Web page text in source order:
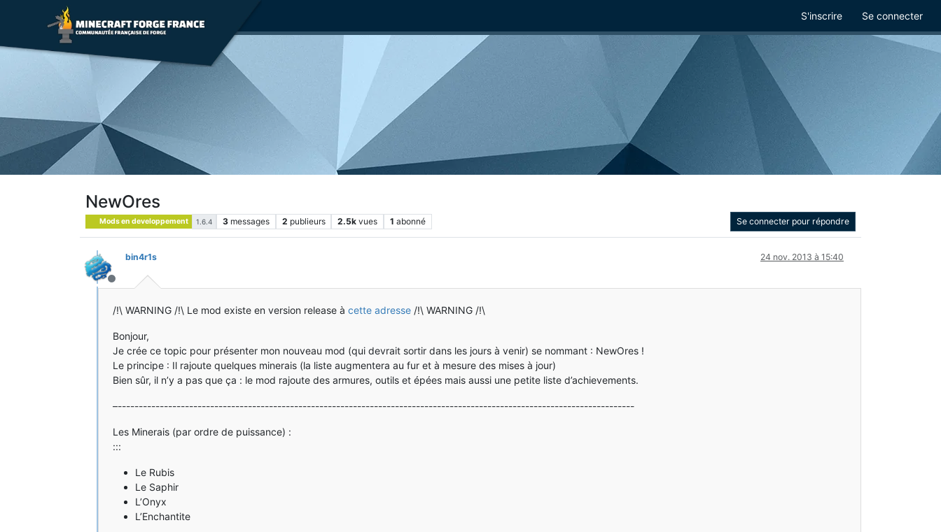
S'inscrire Se connecter
NewOres
Mods en developpement 1.6.4 3 messages 2 publieurs 2.5k vues 1 abonné Se connecter pour répondre
Hors-ligne
bin4r1s 24 nov. 2013 à 15:40
/!\ WARNING /!\ Le mod existe en version release à cette adresse /!\ WARNING /!\
Bonjour,
Je crée ce topic pour présenter mon nouveau mod (qui devrait sortir dans les jours à venir) se nommant : NewOres !
Le principe : Il rajoute quelques minerais (la liste augmentera au fur et à mesure des mises à jour)
Bien sûr, il n’y a pas que ça : le mod rajoute des armures, outils et épées mais aussi une petite liste d’achievements.
–---------------------------------------------------------------------------------------------------------------------------
Les Minerais (par ordre de puissance) :
:::
Le Rubis
Le Saphir
L’Onyx
L’Enchantite